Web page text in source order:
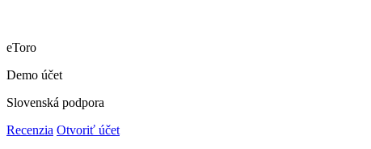
eToro
Demo účet
Slovenská podpora
Recenzia Otvoriť účet